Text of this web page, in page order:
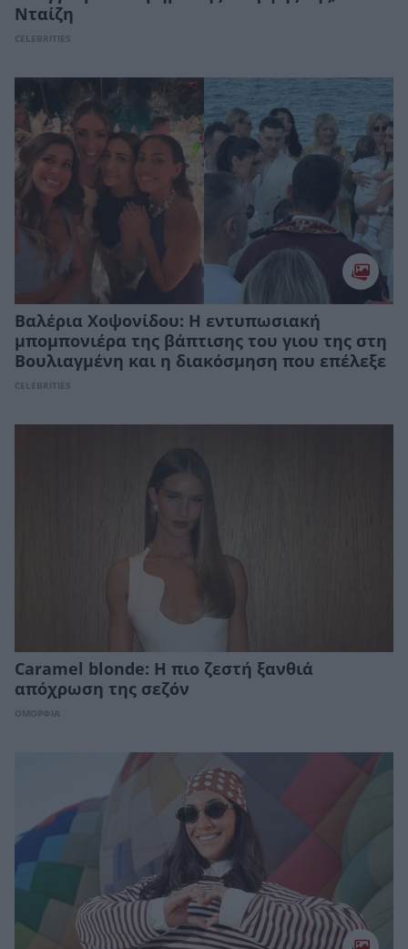
Νταίζη
CELEBRITIES
Βαλέρια Χοψονίδου: Η εντυπωσιακή
μπομπονιέρα της βάπτισης του γιου της στη
Βουλιαγμένη και η διακόσμηση που επέλεξε
CELEBRITIES
Caramel blonde: Η πιο ζεστή ξανθιά
απόχρωση της σεζόν
ΟΜΟΡΦΙΑ